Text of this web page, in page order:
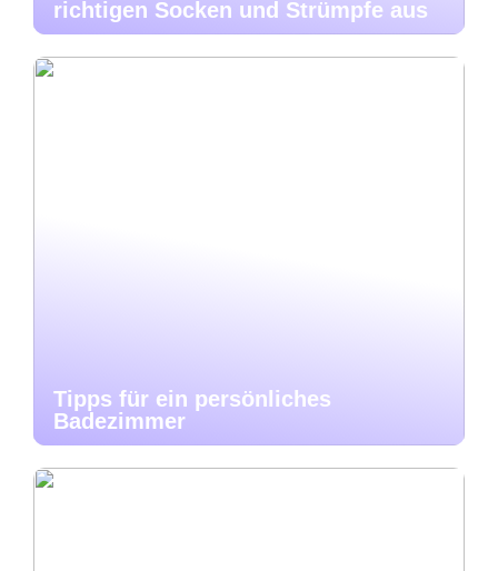
richtigen Socken und Strümpfe aus
Tipps für ein persönliches
Badezimmer